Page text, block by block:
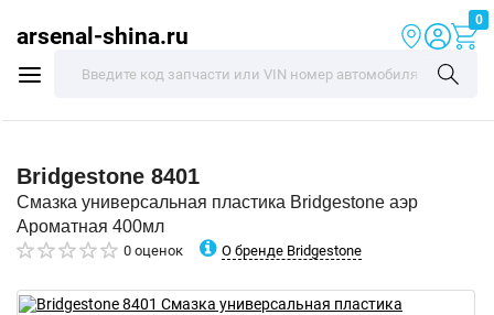
arsenal-shina.ru
0
Bridgestone 8401
Смазка универсальная пластика Bridgestone аэр
Ароматная 400мл
0 оценок О бренде Bridgestone